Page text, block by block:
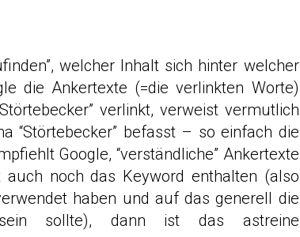
welcher Inhalt sich hinter welcher
die Ankertexte (=die verlinkten Worte)
verlinkt, verweist vermutlich
“Störtebecker” befasst – so einfach die
Google, “verständliche” Ankertexte
noch das Keyword enthalten (also
haben und auf das generell die
sein sollte), dann ist das astreine